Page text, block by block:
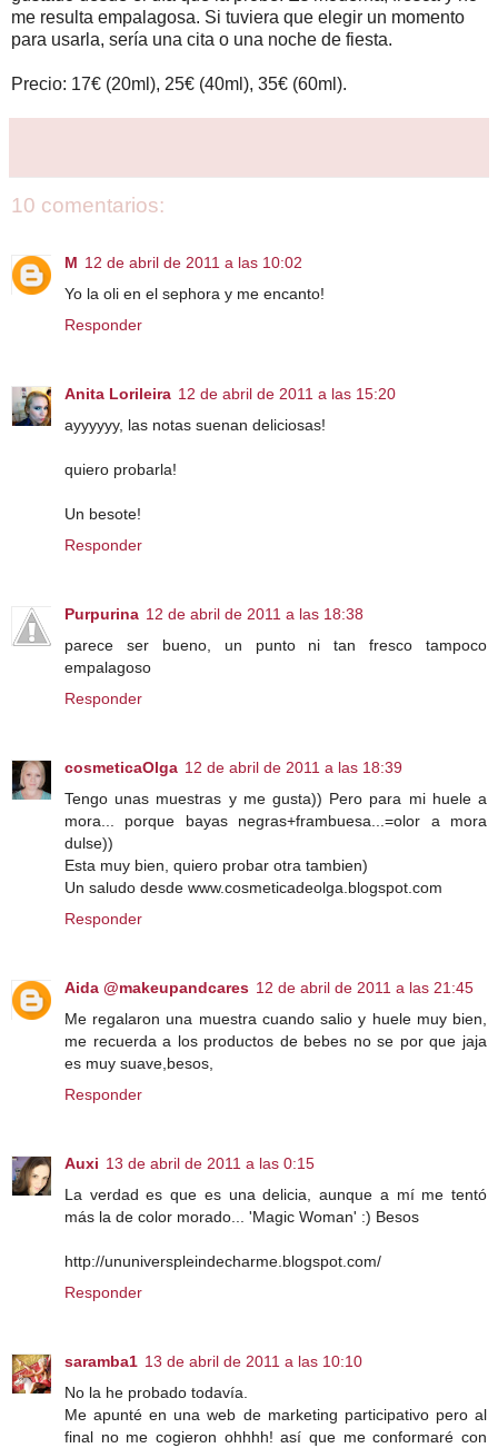
me resulta empalagosa. Si tuviera que elegir un momento
para usarla, sería una cita o una noche de fiesta.
Precio: 17€ (20ml), 25€ (40ml), 35€ (60ml).
10 comentarios:
M 12 de abril de 2011 a las 10:02
Yo la oli en el sephora y me encanto!
Responder
Anita Lorileira 12 de abril de 2011 a las 15:20
ayyyyyy, las notas suenan deliciosas!
quiero probarla!
Un besote!
Responder
Purpurina 12 de abril de 2011 a las 18:38
parece ser bueno, un punto ni tan fresco tampoco
empalagoso
Responder
cosmeticaOlga 12 de abril de 2011 a las 18:39
Tengo unas muestras y me gusta)) Pero para mi huele a
mora... porque bayas negras+frambuesa...=olor a mora
dulse))
Esta muy bien, quiero probar otra tambien)
Un saludo desde www.cosmeticadeolga.blogspot.com
Responder
Aida @makeupandcares 12 de abril de 2011 a las 21:45
Me regalaron una muestra cuando salio y huele muy bien,
me recuerda a los productos de bebes no se por que jaja
es muy suave,besos,
Responder
Auxi 13 de abril de 2011 a las 0:15
La verdad es que es una delicia, aunque a mí me tentó
más la de color morado... 'Magic Woman' :) Besos
http://ununiverspleindecharme.blogspot.com/
Responder
saramba1 13 de abril de 2011 a las 10:10
No la he probado todavía.
Me apunté en una web de marketing participativo pero al
final no me cogieron ohhhh! así que me conformaré con